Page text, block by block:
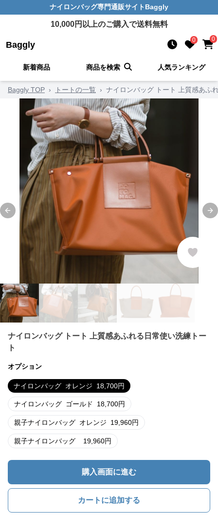
ナイロンバッグ専門通販サイト Baggly
10,000円以上のご購入で送料無料
Baggly 0 0
新着商品 商品を検索 人気ランキング
Baggly TOP › トートの一覧 › ナイロンバッグ トート 上質感あふ
Previous slide
ナイロンバッグ トート 上質感あふれる日常使い洗練トー
ト
オプション
ナイロンバッグ オレンジ 18,700円
ナイロンバッグ ゴールド 18,700円
親子ナイロンバッグ オレンジ 19,960円
親子ナイロンバッグ 19,960円
購入画面に進む
カートに追加する